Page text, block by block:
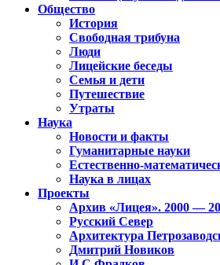
Общество
История
Свободная трибуна
Люди
Лицейские беседы
Семья и дети
Путешествие
Утраты
Наука
Новости и факты
Гуманитарные науки
Естественно-
Наука в лицах
Проекты
Архив «Лицея». 2000 —
Русский Север
Архитектура
Дмитрий Новиков